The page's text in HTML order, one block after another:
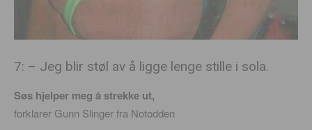
7: – Jeg blir støl av å ligge lenge stille i sola.
Søs hjelper meg å strekke ut,
forklarer Gunn Slinger fra Notodden